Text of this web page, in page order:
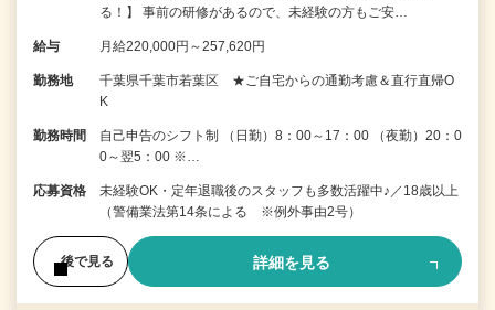
る！】 事前の研修があるので、未経験の方もご安…
給与 月給220,000円～257,620円
勤務地
千葉県千葉市若葉区 ★ご自宅からの通勤考慮＆直行直帰O
K
勤務時間
自己申告のシフト制 （日勤）8：00～17：00 （夜勤）20：0
0～翌5：00 ※…
応募資格
未経験OK・定年退職後のスタッフも多数活躍中♪／18歳以上
（警備業法第14条による ※例外事由2号）
後で見る 詳細を見る